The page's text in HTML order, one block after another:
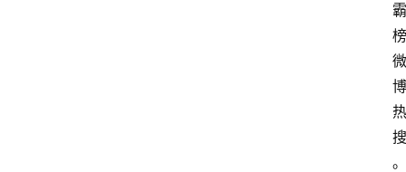
霸
榜
微
博
热
搜
。